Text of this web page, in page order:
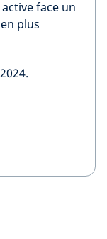
face un
plus